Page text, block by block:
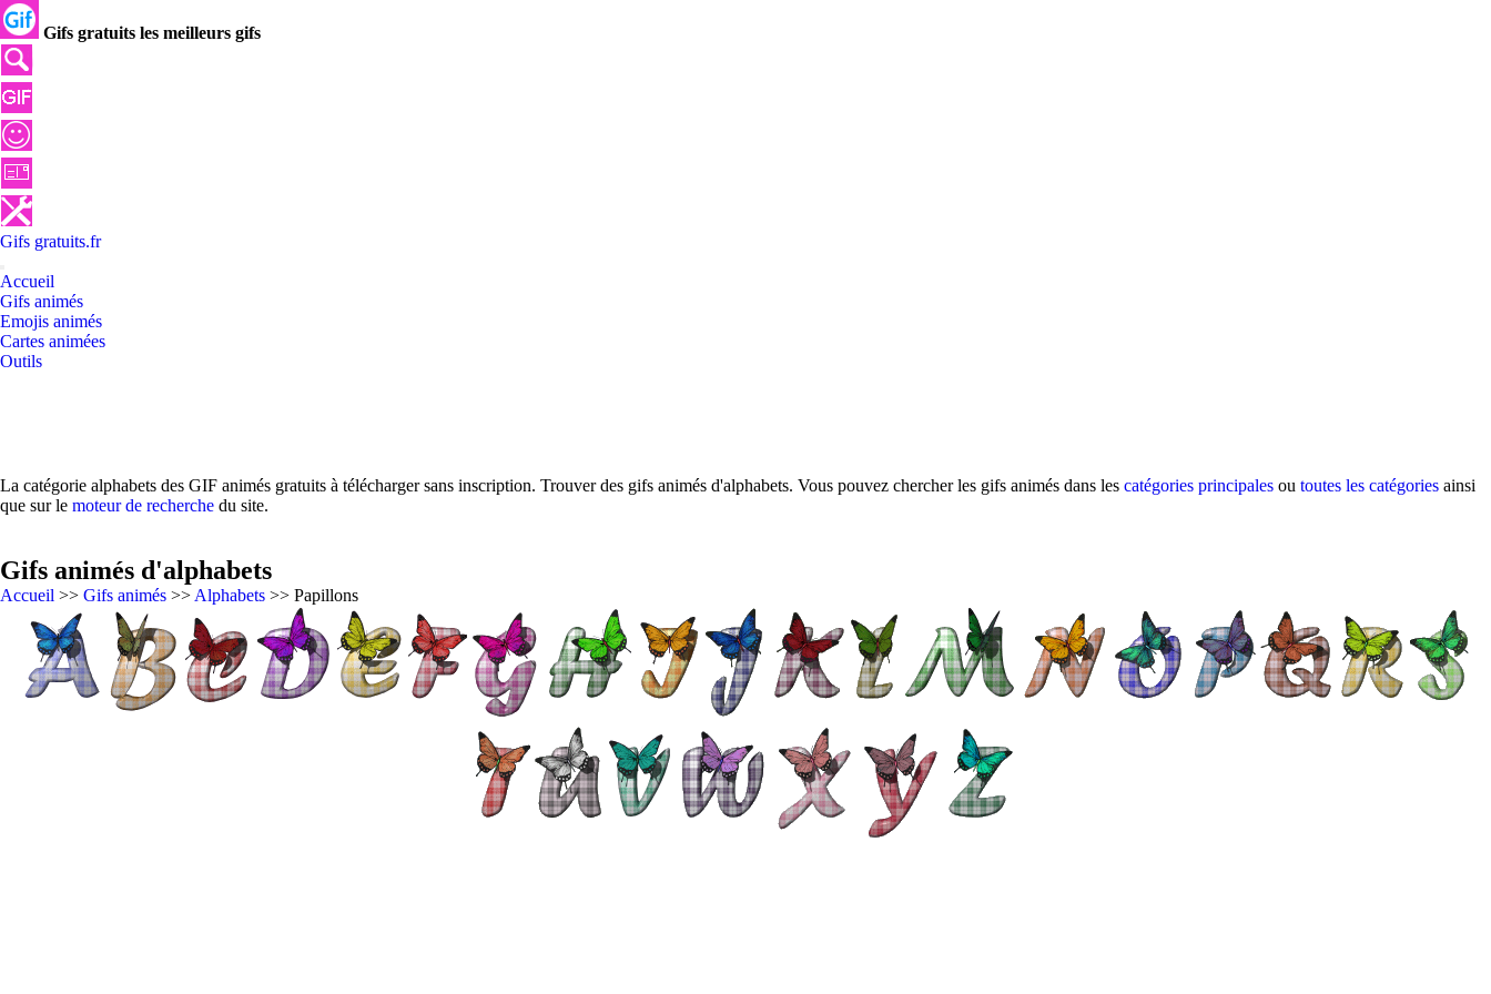
Gifs gratuits les meilleurs gifs
Gifs gratuits.fr
Accueil
Gifs animés
Emojis animés
Cartes animées
Outils
La catégorie alphabets des GIF animés gratuits à télécharger sans inscription. Trouver des gifs animés d'alphabets. Vous pouvez chercher les gifs animés dans les catégories principales ou toutes les catégories ainsi
que sur le moteur de recherche du site.
Gifs animés d'alphabets
Accueil >> Gifs animés >> Alphabets >> Papillons